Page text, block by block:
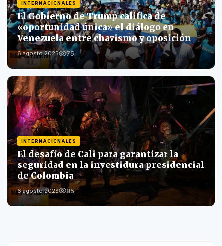
INTERNACIONALES
El Gobierno de Trump califica de
«oportunidad única» el diálogo en
Venezuela entre chavismo y oposición
6 agosto 2026 75
INTERNACIONALES
El desafío de Cali para garantizar la
seguridad en la investidura presidencial
de Colombia
6 agosto 2026 85